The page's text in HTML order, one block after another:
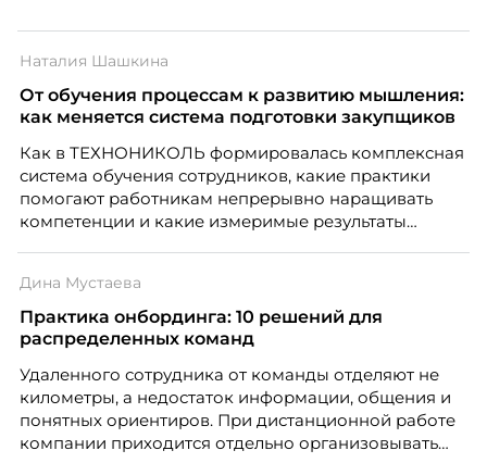
Наталия Шашкина
От обучения процессам к развитию мышления:
как меняется система подготовки закупщиков
Как в ТЕХНОНИКОЛЬ формировалась комплексная
система обучения сотрудников, какие практики
помогают работникам непрерывно наращивать
компетенции и какие измеримые результаты
закупкам направления «Минеральная изоляция»
компании ТЕХНОНИКОЛЬ.
Дина Мустаева
Практика онбординга: 10 решений для
распределенных команд
Удаленного сотрудника от команды отделяют не
километры, а недостаток информации, общения и
понятных ориентиров. При дистанционной работе
компании приходится отдельно организовывать